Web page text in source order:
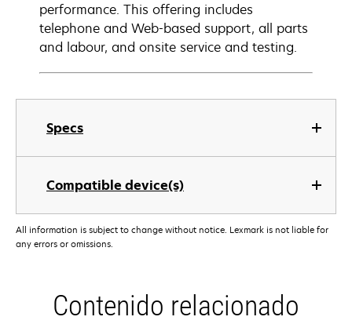
Specs
Compatible device(s)
performance. This offering includes
telephone and Web-based support, all parts
and labour, and onsite service and testing.
All information is subject to change without notice. Lexmark is not liable for
any errors or omissions.
Contenido relacionado